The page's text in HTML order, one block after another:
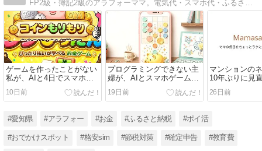
FP2級・簿記2級のアラフォーママ。電気代・スマホ代・ふるさと納税など、固定費の見直しを「実際の金額つき」で発信しています。ポッドキャスト「ママさんライフラジオ」も毎週金曜配信中♪
ゲームを作ったことがない
私が、AIと4日でスマホゲ
ームを公開した話【0円・2
本目も完成】
10日前
プログラミングできない主
婦が、AIとスマホゲームを
作って公開した話｜4日・
追加費用0円【体験談】
19日前
マンションの
10年ぶりに見
2,400円安く
ミュファ光
26日前
#愛知県 #アラフォー #お金 #ふるさと納税 #ポイ活
#おでかけスポット #格安sim #節税対策 #確定申告 #教育費